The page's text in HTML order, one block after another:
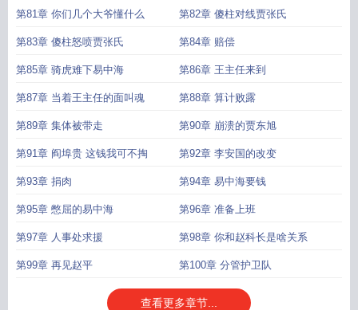
第81章 你们几个大爷懂什么 第82章 傻柱对线贾张氏
第83章 傻柱怒喷贾张氏 第84章 赔偿
第85章 骑虎难下易中海 第86章 王主任来到
第87章 当着王主任的面叫魂 第88章 算计败露
第89章 集体被带走 第90章 崩溃的贾东旭
第91章 阎埠贵 这钱我可不掏 第92章 李安国的改变
第93章 捐肉 第94章 易中海要钱
第95章 憋屈的易中海 第96章 准备上班
第97章 人事处求援 第98章 你和赵科长是啥关系
第99章 再见赵平 第100章 分管护卫队
查看更多章节...